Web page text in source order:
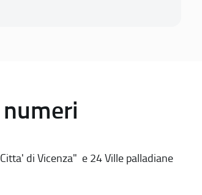
numeri
di Vicenza" e 24 Ville palladiane